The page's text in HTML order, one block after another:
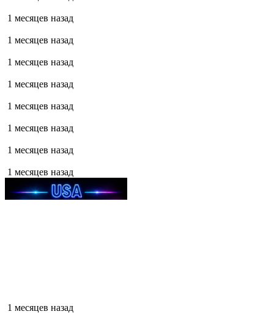
1 месяцев назад
1 месяцев назад
1 месяцев назад
1 месяцев назад
1 месяцев назад
1 месяцев назад
1 месяцев назад
1 месяцев назад
1 месяцев назад